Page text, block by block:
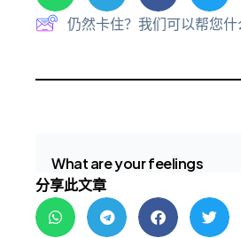
仍然卡住？我们可以帮您什
What are your feelings
分享此文章